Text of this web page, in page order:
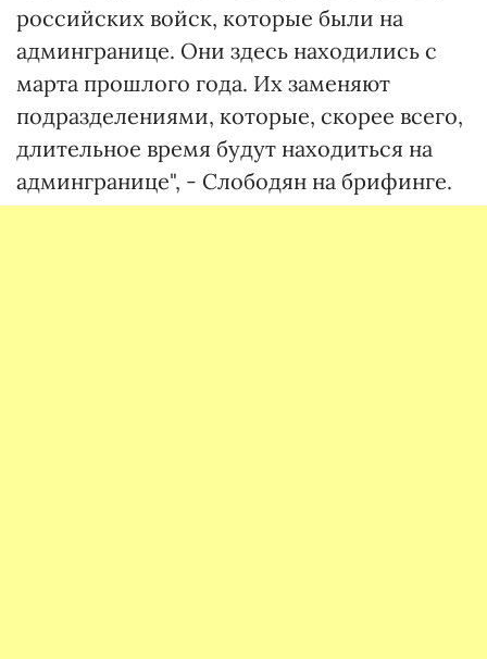
российских войск, которые были на
админгранице. Они здесь находились с
марта прошлого года. Их заменяют
подразделениями, которые, скорее всего,
длительное время будут находиться на
админгранице", - Слободян на брифинге.